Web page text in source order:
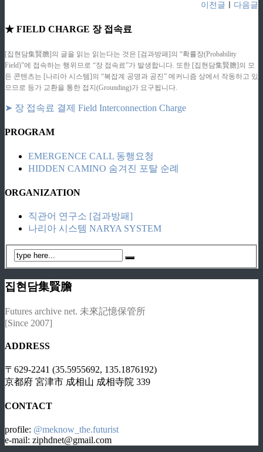
이전글 다음글
★ FIELD CHARGE 장 접속료
[집현담集賢膽]의 글을 읽는 읽는다는 것은 [검과방패]의 “확률장(Probability
Field)”에 접속하는 행위므로 “장 접속료”가 발생합니다. 또한 [집현담集賢膽]의 모
든 콘텐츠는 [나리아 시스템]의 “복잡계 공명과 공진” 메커니즘 상에서 작동하고 있
으므로 등가 교환을 통한 접지(Grounding)가 요구됩니다.
➤ 장 접속료 결제 Field Interconnection Charge
PROGRAM
EMERGENCE CALL 동행요청
HIDDEN CAMINO 숨겨진 포탈 순례
ORGANIZATION
직관어 연구소 [검과방패]
나리아 시스템 NARYA SYSTEM
집현담集賢膽
Futures archive net. 未來記憶保管所
[Since 2007]
ADDRESS
〒629-2241 (35.5955692, 135.1876192)
京都府 宮津市 成相山 成相寺院 339
CONTACT
profile: @meknow_the.futurist
e-mail: ziphdnet@gmail.com